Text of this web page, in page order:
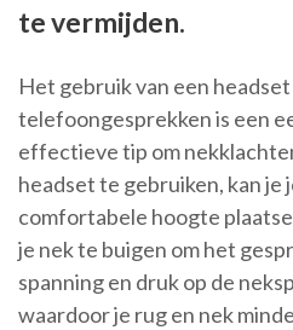
te vermijden.
Het gebruik van een
telefoongesprekken is een
effectieve tip om
headset te gebruiken, kan je
comfortabele hoogte
je nek te buigen om het
spanning en druk op de
waardoor je rug en nek